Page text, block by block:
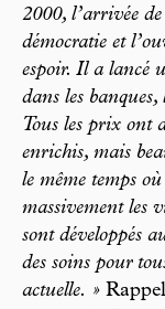
2000, l’arrivée
démocratie et
espoir. Il a lancé
dans les
Tous les prix ont
enrichis, mais
le même temps
massivement les
sont développés
des soins pour
actuelle. »